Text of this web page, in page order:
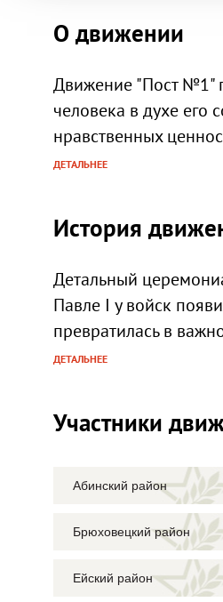
О движении
Движение "Пост №1"
человека в духе его
нравственных
ДЕТАЛЬНЕЕ
История
Детальный
Павле I у войск
превратилась в
ДЕТАЛЬНЕЕ
Участники
Абинский район
Брюховецкий район
Ейский район